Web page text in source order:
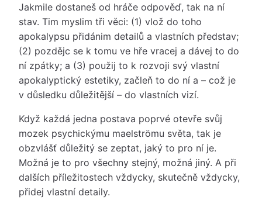
Jakmile dostaneš od hráče odpověď, tak na ní
stav. Tim myslim tři věci: (1) vlož do toho
apokalypsu přidánim detailů a vlastních představ;
(2) pozdějc se k tomu ve hře vracej a dávej to do
ní zpátky; a (3) použij to k rozvoji svý vlastní
apokalyptický estetiky, začleň to do ní a – což je
v důsledku důležitější – do vlastních vizí.
Když každá jedna postava poprvé otevře svůj
mozek psychickýmu maelströmu světa, tak je
obzvlášť důležitý se zeptat, jaký to pro ní je.
Možná je to pro všechny stejný, možná jiný. A při
dalších příležitostech vždycky, skutečně vždycky,
přidej vlastní detaily.